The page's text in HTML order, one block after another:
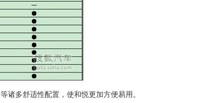
等诸多舒适性配置，使和悦更加方便易用。